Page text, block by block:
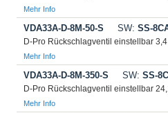
Mehr Info
VDA33A-D-8M-50-S SW: SS-
D-Pro Rückschlagventil einstellbar
Mehr Info
VDA33A-D-8M-350-S SW: SS-
D-Pro Rückschlagventil einstellbar
Mehr Info